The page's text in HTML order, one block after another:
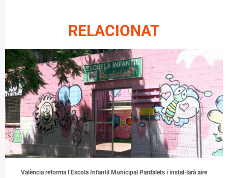
RELACIONAT
València reforma l’Escola Infantil Municipal Pardalets i instal·larà aire